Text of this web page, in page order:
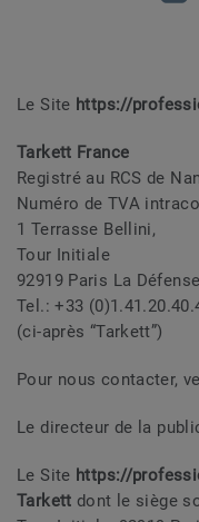
Le Site https://
Tarkett France
Registré au RCS de
Numéro de TVA
1 Terrasse Bellini,
Tour Initiale
92919 Paris La
Tel.: +33
(ci-après “Tarkett”)
Pour nous contacter,
Le directeur de la
Le Site https://
Tarkett dont le siège